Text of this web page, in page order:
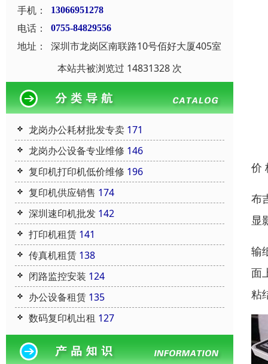
手机：
13066951278
电话： 0755-84829556
地址：
深圳市龙岗区南联路10号佰好大厦405室
本站共被浏览过 14831328 次
龙岗办公耗材批发专卖 171
龙岗办公设备专业维修 146
复印机打印机低价维修 196
复印机供应销售 174
深圳速印机批发 142
打印机租赁 141
传真机租赁 138
闭路监控安装 124
办公设备租赁 135
数码复印机出租 127
价
布
显
输
面
粘